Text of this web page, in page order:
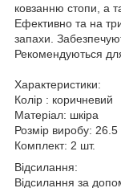
ковзанню стопи, а
Ефективно та на
запахи.
Рекомендуються для
Характеристики:
Колір : коричневий
Матеріал: шкіра
Розмір виробу: 26.5
Комплект: 2 шт.
Відсилання:
Відсилання за